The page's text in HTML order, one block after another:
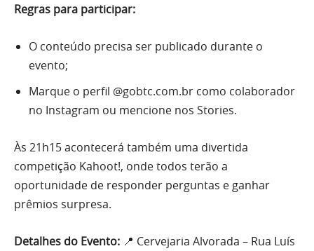
Regras para participar:
O conteúdo precisa ser publicado durante o
evento;
Marque o perfil @gobtc.com.br como colaborador
no Instagram ou mencione nos Stories.
Às 21h15 acontecerá também uma divertida
competição Kahoot!, onde todos terão a
oportunidade de responder perguntas e ganhar
prêmios surpresa.
Detalhes do Evento: 📍 Cervejaria Alvorada – Rua Luís